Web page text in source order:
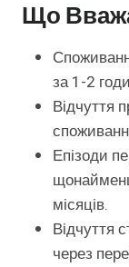
Що
за 1-2
Відчуття
Епізоди
місяців.
Відчуття
через